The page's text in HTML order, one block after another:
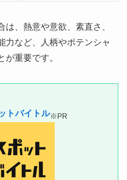
は、熱意や意欲、素直さ、
力など、人柄やポテンシャ
が重要です。
トバイトル※PR